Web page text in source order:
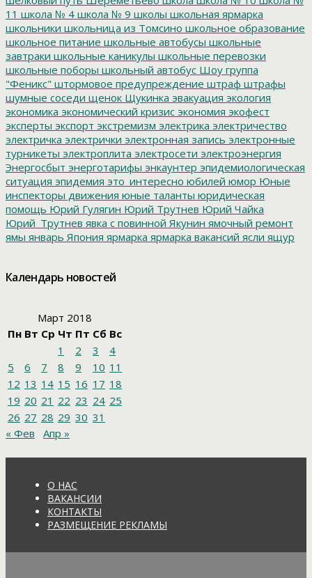
11 школа № 4 школа № 9 школы школьная ярмарка
школьники школьница из Томсино школьное образование
школьное питание школьные автобусы школьные
завтраки школьные каникулы школьные перевозки
школьные поборы школьный автобус Шоу группа
"Феникс" штормовое предупреждение штраф штрафы
шумные соседи щенок Щукинка эвакуация экология
экономика экономический кризис экономия экофест
эксперты экспорт экстремизм электрика электричество
электричка электрички электронная запись электронные
турникеты электроплита электросети электроэнергия
Энергосбыт энерготарифы энкаунтер эпидемиологическая
ситуация эпидемия это_интересно юбилей юмор Юные
инспекторы движения юные таланты юридическая
помощь Юрий Гулягин Юрий Трутнев Юрий Чайка
Юрий_Трутнев явка с повинной Якунин ямочный ремонт
ямы январь Япония ярмарка ярмарка вакансий ясли ящур
Календарь новостей
Март 2018
Пн Вт Ср Чт Пт Сб Вс
1
2 3
4
5
6 7 8 9 10 11
12 13 14 15 16 17 18
19 20 21 22 23 24 25
26 27 28 29 30 31
« Фев
Апр »
О НАС
ВАКАНСИИ
КОНТАКТЫ
РАЗМЕЩЕНИЕ РЕКЛАМЫ